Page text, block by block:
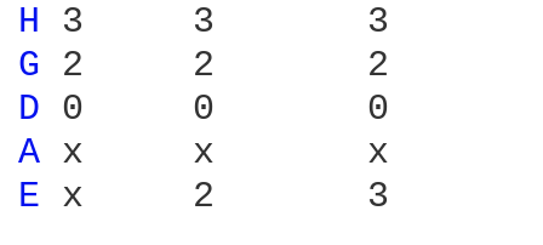
H
G
D
A
E x	2	3